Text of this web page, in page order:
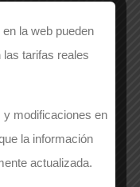
la web pueden
tarifas reales
modificaciones en
la información
actualizada.